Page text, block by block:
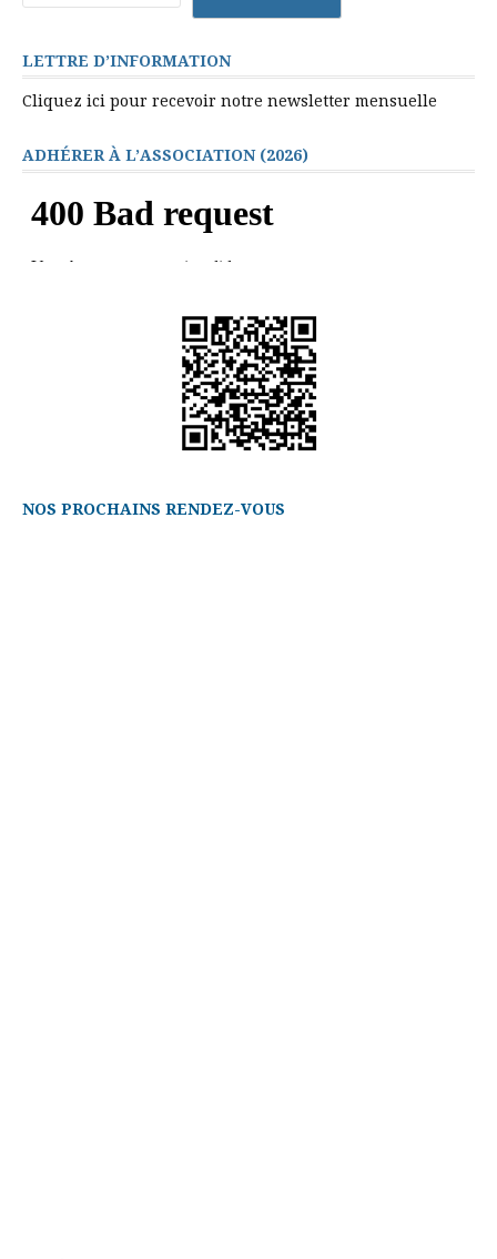
LETTRE D’INFORMATION
Cliquez ici pour recevoir notre newsletter mensuelle
ADHÉRER À L’ASSOCIATION (2026)
NOS PROCHAINS RENDEZ-VOUS